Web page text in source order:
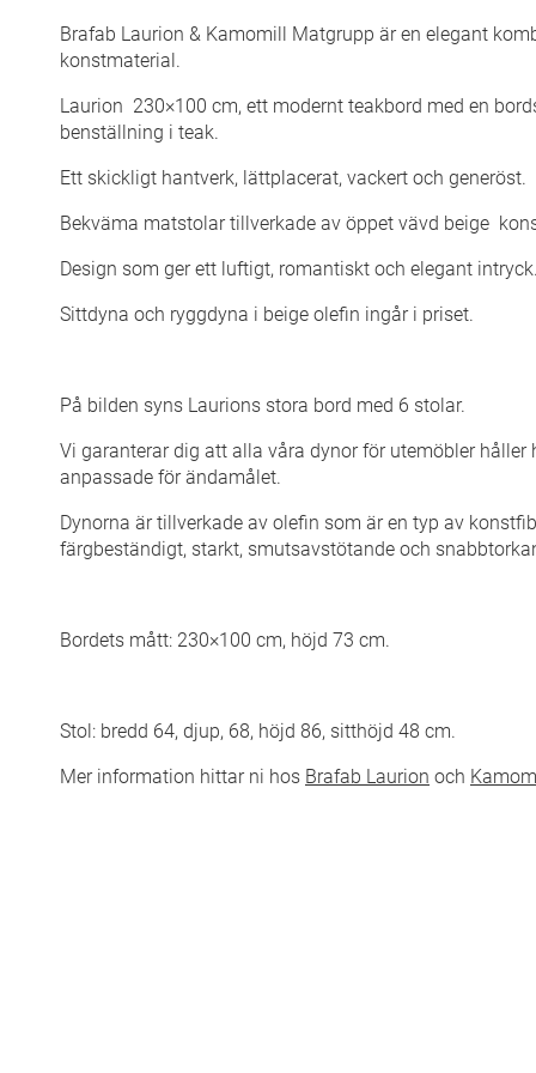
Brafab Laurion & Kamomill Matgrupp är en elegant
konstmaterial.
Laurion 230×100 cm, ett modernt teakbord med en
benställning i teak.
Ett skickligt hantverk, lättplacerat, vackert och generöst.
Bekväma matstolar tillverkade av öppet vävd beige
Design som ger ett luftigt, romantiskt och elegant intryck.
Sittdyna och ryggdyna i beige olefin ingår i priset.
På bilden syns Laurions stora bord med 6 stolar.
Vi garanterar dig att alla våra dynor för utemöbler håller
anpassade för ändamålet.
Dynorna är tillverkade av olefin som är en typ av
färgbeständigt, starkt, smutsavstötande och
Bordets mått: 230×100 cm, höjd 73 cm.
Stol: bredd 64, djup, 68, höjd 86, sitthöjd 48 cm.
Mer information hittar ni hos Brafab Laurion och